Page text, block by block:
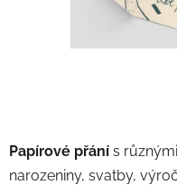
Papírové přání s
narozeniny, svatby,